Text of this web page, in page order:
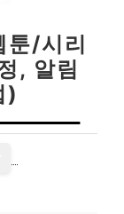
/시리
, 알림
)